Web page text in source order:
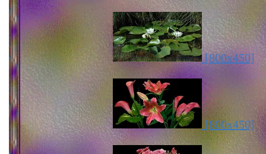
[800x450]
[800x450]